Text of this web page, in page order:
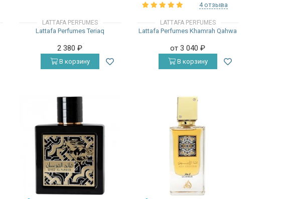
LATTAFA PERFUMES
Lattafa Perfumes Teriaq
2 380₽
В корзину
4 отзыва
LATTAFA PERFUMES
Lattafa Perfumes Khamrah Qahwa
от 3 040₽
В корзину